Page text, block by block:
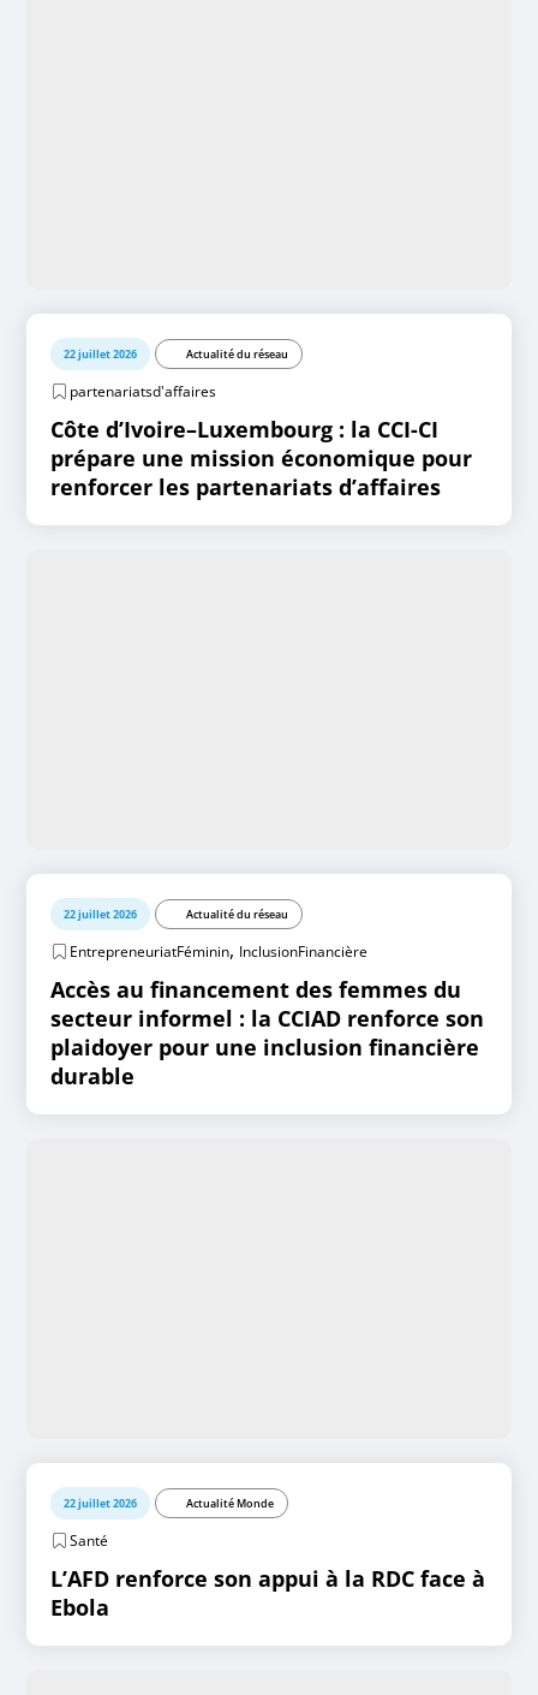
22 juillet 2026 Actualité du réseau
partenariatsd'affaires
Côte d’Ivoire–Luxembourg : la CCI-CI
prépare une mission économique pour
renforcer les partenariats d’affaires
22 juillet 2026 Actualité du réseau
EntrepreneuriatFéminin, InclusionFinancière
Accès au financement des femmes du
secteur informel : la CCIAD renforce son
plaidoyer pour une inclusion financière
durable
22 juillet 2026 Actualité Monde
Santé
L’AFD renforce son appui à la RDC face à
Ebola